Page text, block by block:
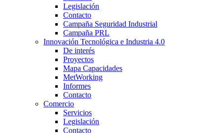
Legislación
Contacto
Campaña Seguridad Industrial
Campaña PRL
Innovación Tecnológica e Industria 4.0
De interés
Proyectos
Mapa Capacidades
MetWorking
Informes
Contacto
Comercio
Servicios
Legislación
Contacto